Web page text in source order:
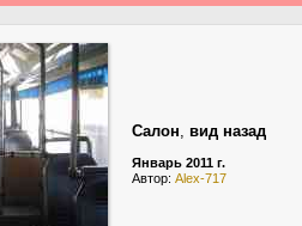
Салон, вид назад
Январь 2011 г.
Автор: Alex-717